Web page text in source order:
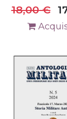
18,00€